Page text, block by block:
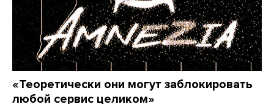
«Теоретически они могут заблокировать
любой сервис целиком»